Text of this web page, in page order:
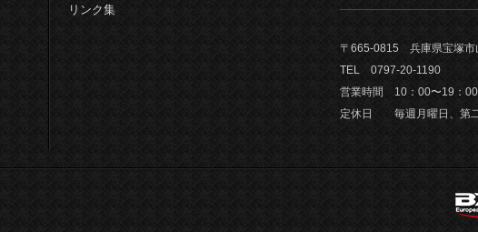
リンク集
〒665-0815 兵庫県宝塚市
TEL 0797-20-1190
営業時間 10：00〜19：00
定休日 毎週月曜日、第